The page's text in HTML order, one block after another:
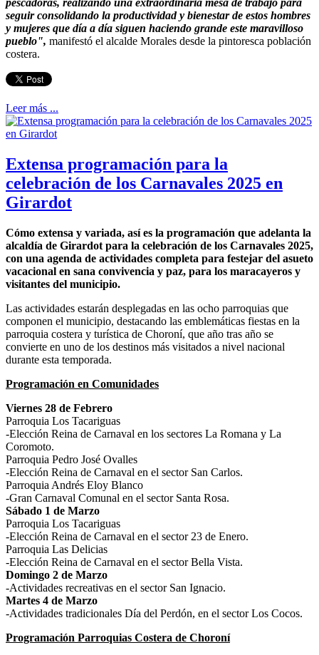
pescadoras, realizando una extraordinaria mesa de trabajo para
seguir consolidando la productividad y bienestar de estos hombres
y mujeres que día a día siguen haciendo grande este maravilloso
pueblo", manifestó el alcalde Morales desde la pintoresca población
costera.
Leer más ...
Extensa programación para la
celebración de los Carnavales 2025 en
Girardot
Cómo extensa y variada, así es la programación que adelanta la
alcaldía de Girardot para la celebración de los Carnavales 2025,
con una agenda de actividades completa para festejar del asueto
vacacional en sana convivencia y paz, para los maracayeros y
visitantes del municipio.
Las actividades estarán desplegadas en las ocho parroquias que
componen el municipio, destacando las emblemáticas fiestas en la
parroquia costera y turística de Choroní, que año tras año se
convierte en uno de los destinos más visitados a nivel nacional
durante esta temporada.
Programación en Comunidades
Viernes 28 de Febrero
Parroquia Los Tacariguas
-Elección Reina de Carnaval en los sectores La Romana y La
Coromoto.
Parroquia Pedro José Ovalles
-Elección Reina de Carnaval en el sector San Carlos.
Parroquia Andrés Eloy Blanco
-Gran Carnaval Comunal en el sector Santa Rosa.
Sábado 1 de Marzo
Parroquia Los Tacariguas
-Elección Reina de Carnaval en el sector 23 de Enero.
Parroquia Las Delicias
-Elección Reina de Carnaval en el sector Bella Vista.
Domingo 2 de Marzo
-Actividades recreativas en el sector San Ignacio.
Martes 4 de Marzo
-Actividades tradicionales Día del Perdón, en el sector Los Cocos.
Programación Parroquias Costera de Choroní